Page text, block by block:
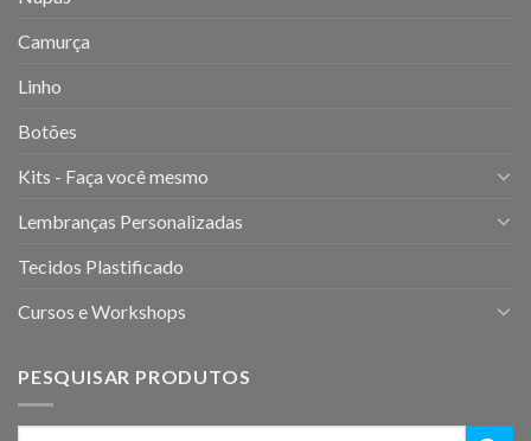
Camurça
Linho
Botões
Kits - Faça você mesmo
Lembranças Personalizadas
Tecidos Plastificado
Cursos e Workshops
PESQUISAR PRODUTOS